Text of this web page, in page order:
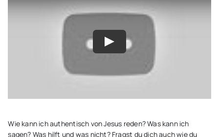
Wie kann ich authentisch von Jesus reden? Was kann ich
sagen? Was hilft und was nicht? Fragst du dich auch wie du